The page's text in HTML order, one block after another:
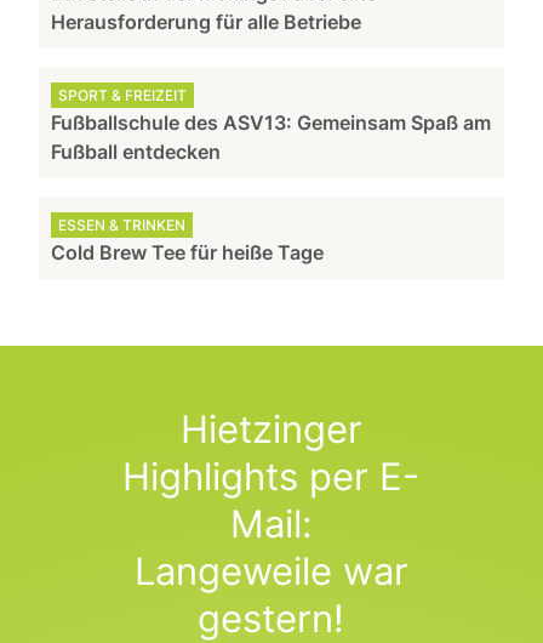
Herausforderung für alle Betriebe
SPORT & FREIZEIT
Fußballschule des ASV13: Gemeinsam Spaß am
Fußball entdecken
ESSEN & TRINKEN
Cold Brew Tee für heiße Tage
Hietzinger
Highlights per E-
Mail:
Langeweile war
gestern!